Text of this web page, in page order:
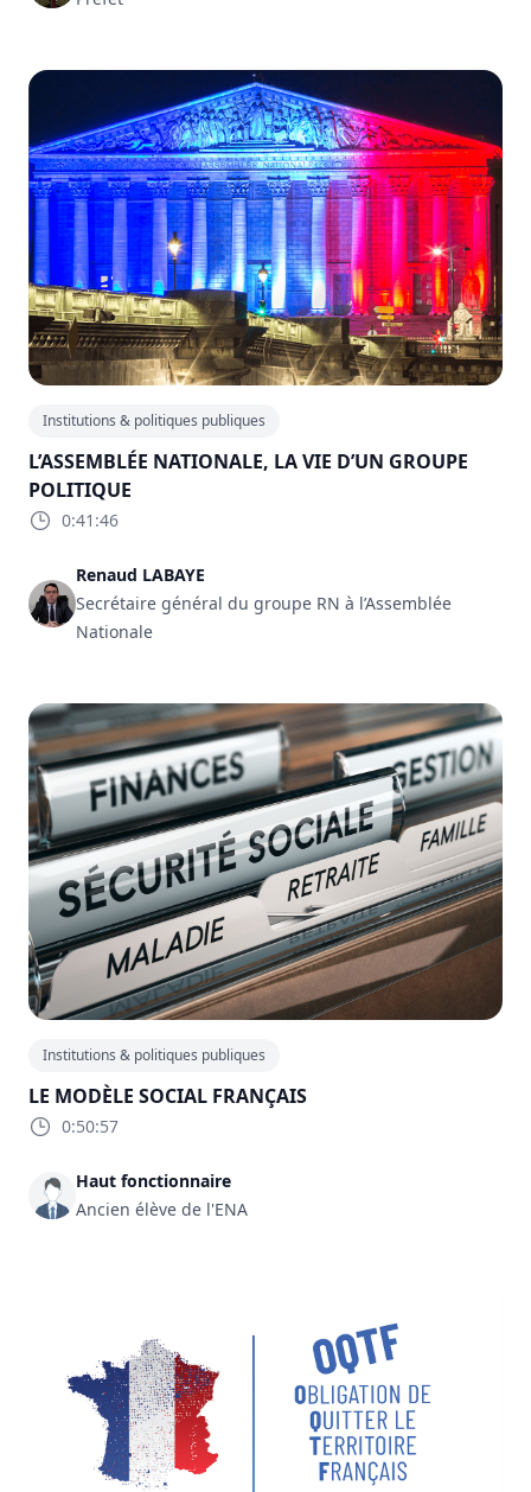
Institutions & politiques publiques
L’ASSEMBLÉE NATIONALE, LA VIE D’UN GROUPE
POLITIQUE
0:41:46
Renaud LABAYE
Secrétaire général du groupe RN à l’Assemblée
Nationale
Institutions & politiques publiques
LE MODÈLE SOCIAL FRANÇAIS
0:50:57
Haut fonctionnaire
Ancien élève de l'ENA